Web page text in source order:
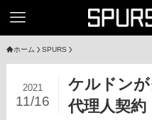
ホーム SPURS
ケルドン
代理人契約
2021
11/16